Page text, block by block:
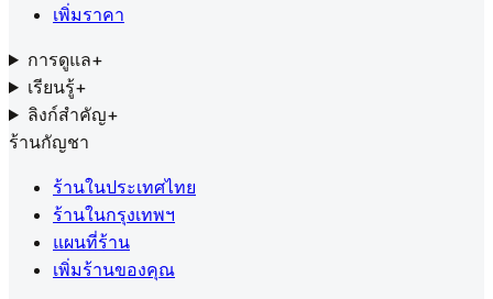
เพิ่มราคา
การดูแล+
เรียนรู้+
ลิงก์สำคัญ+
ร้านกัญชา
ร้านในประเทศไทย
ร้านในกรุงเทพฯ
แผนที่ร้าน
เพิ่มร้านของคุณ